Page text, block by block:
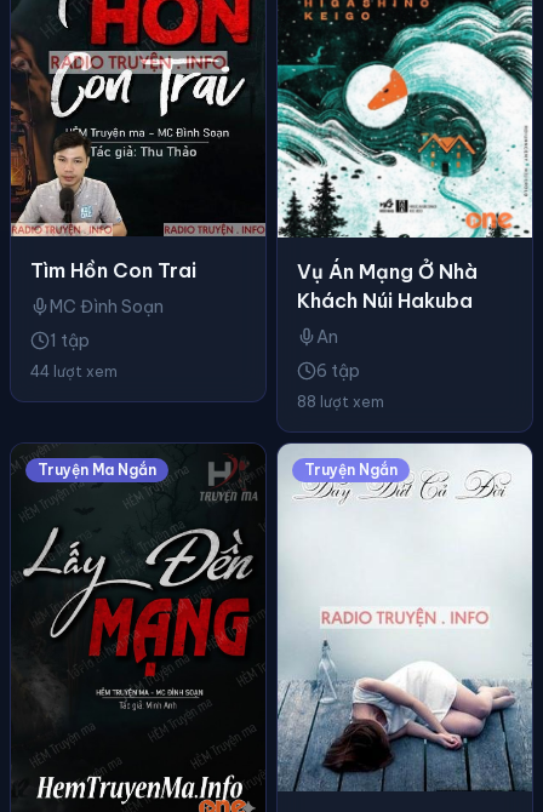
Tìm Hồn Con Trai
MC Đình Soạn
1 tập
44 lượt xem
Vụ Án Mạng Ở Nhà
Khách Núi Hakuba
An
6 tập
88 lượt xem
Truyện Ma Ngắn Truyện Ngắn